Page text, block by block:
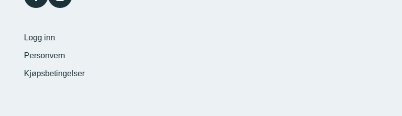
Logg inn
Personvern
Kjøpsbetingelser